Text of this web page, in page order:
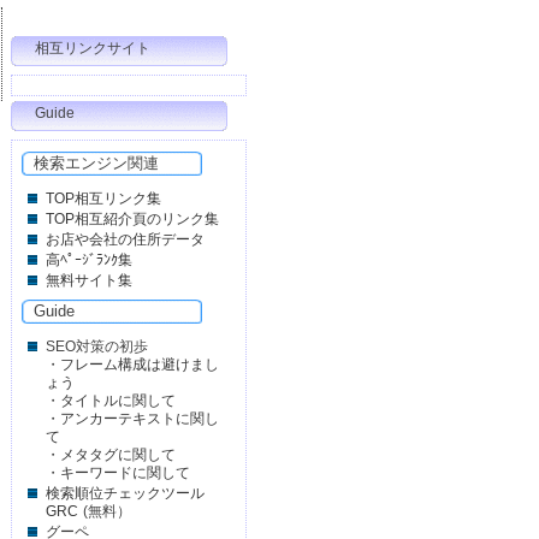
相互リンクサイト
Guide
検索エンジン関連
TOP相互リンク集
TOP相互紹介頁のリンク集
お店や会社の住所データ
高ﾍﾟｰｼﾞﾗﾝｸ集
無料サイト集
Guide
SEO対策の初歩
・ フレーム構成は避けまし
ょう
・ タイトルに関して
・ アンカーテキストに関し
て
・ メタタグに関して
・ キーワードに関して
検索順位チェックツール
GRC (無料）
グーペ